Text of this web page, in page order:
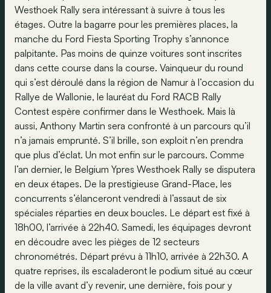
Westhoek Rally sera intéressant à suivre à tous les
étages. Outre la bagarre pour les premières places, la
manche du Ford Fiesta Sporting Trophy s’annonce
palpitante. Pas moins de quinze voitures sont inscrites
dans cette course dans la course. Vainqueur du round
qui s’est déroulé dans la région de Namur à l’occasion du
Rallye de Wallonie, le lauréat du Ford RACB Rally
Contest espère confirmer dans le Westhoek. Mais là
aussi, Anthony Martin sera confronté à un parcours qu’il
n’a jamais emprunté. S’il brille, son exploit n’en prendra
que plus d’éclat. Un mot enfin sur le parcours. Comme
l’an dernier, le Belgium Ypres Westhoek Rally se disputera
en deux étapes. De la prestigieuse Grand-Place, les
concurrents s’élanceront vendredi à l’assaut de six
spéciales réparties en deux boucles. Le départ est fixé à
18h00, l’arrivée à 22h40. Samedi, les équipages devront
en découdre avec les pièges de 12 secteurs
chronométrés. Départ prévu à 11h10, arrivée à 22h30. A
quatre reprises, ils escaladeront le podium situé au cœur
de la ville avant d’y revenir, une dernière, fois pour y